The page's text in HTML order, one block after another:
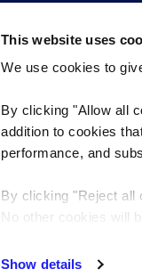
This website uses
We use cookies to
By clicking "Allow all
addition to cookies
performance, and
By clicking "Reject all
No other cookies will
Show details
James
Webinars